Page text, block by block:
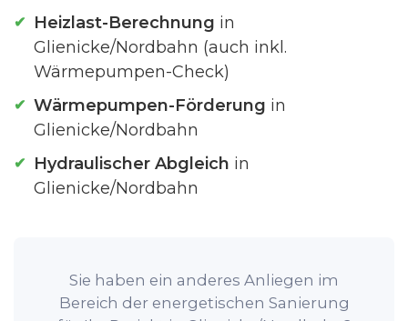
Heizlast-Berechnung in
Glienicke/Nordbahn (auch inkl.
Wärmepumpen-Check)
Wärmepumpen-Förderung in
Glienicke/Nordbahn
Hydraulischer Abgleich in
Glienicke/Nordbahn
Sie haben ein anderes Anliegen im
Bereich der energetischen Sanierung